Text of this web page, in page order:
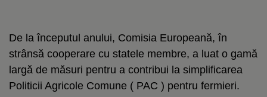
De la începutul anului, Comisia Europeană, în
strânsă cooperare cu statele membre, a luat o gamă
largă de măsuri pentru a contribui la simplificarea
Politicii Agricole Comune ( PAC ) pentru fermieri.